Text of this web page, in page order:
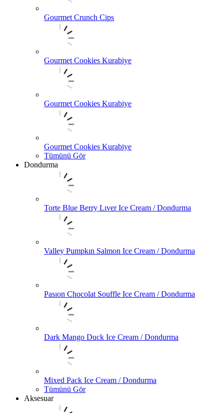
Gourmet Crunch Cips
Gourmet Cookies Kurabiye
Gourmet Cookies Kurabiye
Gourmet Cookies Kurabiye
Tümünü Gör
Dondurma
Torte Blue Berry Lıver Ice Cream / Dondurma
Valley Pumpkın Salmon Ice Cream / Dondurma
Pasıon Chocolat Souffle Ice Cream / Dondurma
Dark Mango Duck Ice Cream / Dondurma
Mixed Pack Ice Cream / Dondurma
Tümünü Gör
Aksesuar